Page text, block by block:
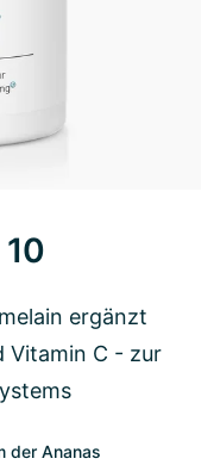
ergänzt
Vitamin C - zur
der Ananas